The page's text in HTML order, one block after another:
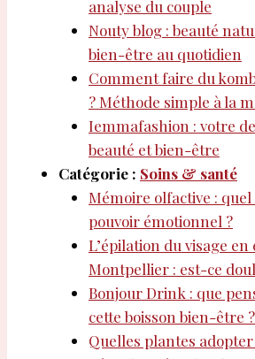
analyse du couple
Nouty blog : beauté
bien-être au quotidien
Comment faire du
? Méthode simple à la
Iemmafashion : votre
beauté et bien-être
Catégorie : Soins & santé
Mémoire olfactive :
pouvoir émotionnel ?
L’épilation du visage
Montpellier : est-ce
Bonjour Drink : que
cette boisson bien-être ?
Quelles plantes